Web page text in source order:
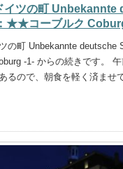
イツの町 Unbekannte
★★コーブルク
の町 Unbekannte deutsche
-1- からの続きです。
るので、朝食を軽く済ませ